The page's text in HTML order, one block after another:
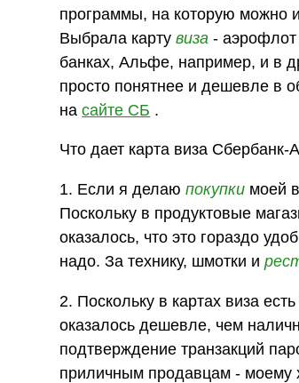
программы, на которую можно
Выбрала картувиза - аэрофлот
банках, Альфе, например, и в
просто понятнее и дешевле в
насайте СБ .
Что дает карта виза Сбербанк-
1. Если я делаюпокупки моей
Поскольку в продуктовые
оказалось, что это гораздо
надо. За технику, шмотки и
2. Поскольку в картах виза
оказалось дешевле, чем
подтверждение транзакций
приличным продавцам - моему